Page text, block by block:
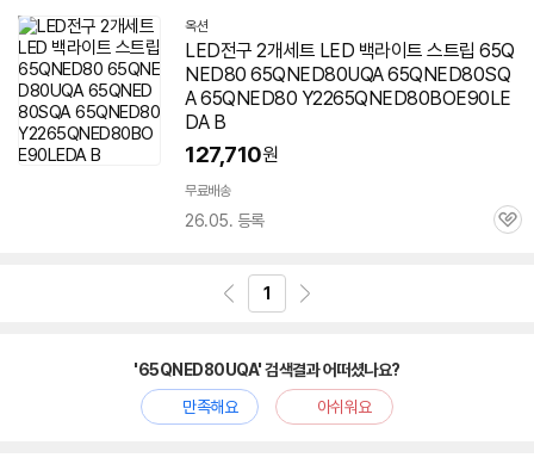
옥션
LED전구 2개세트 LED 백라이트 스트립 65Q
NED80 65QNED80UQA65QNED80SQ
A 65QNED80 Y2265QNED80BOE90LE
DA B
127,710원
무료배송
26.05. 등록
관
1
'65QNED80UQA' 검색결과 어떠셨나요?
만족해요
아쉬워요